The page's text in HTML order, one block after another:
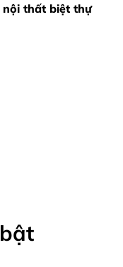
nội thất biệt thự